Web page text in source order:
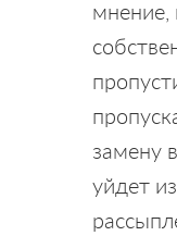
мнение,
замену
уйдет